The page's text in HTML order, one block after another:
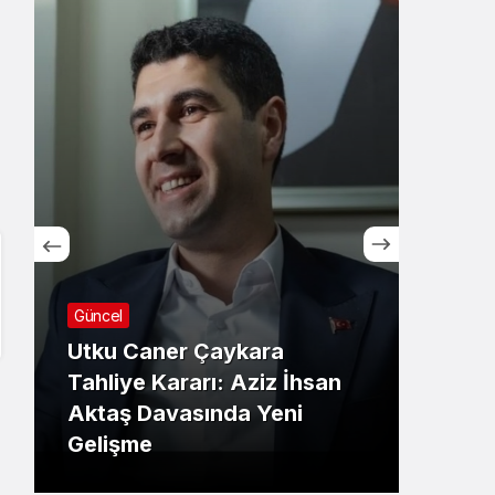
Aziz İhsan
Yeni
Hradec Kralove
maçı tv100
İşte Karşılaşmanın